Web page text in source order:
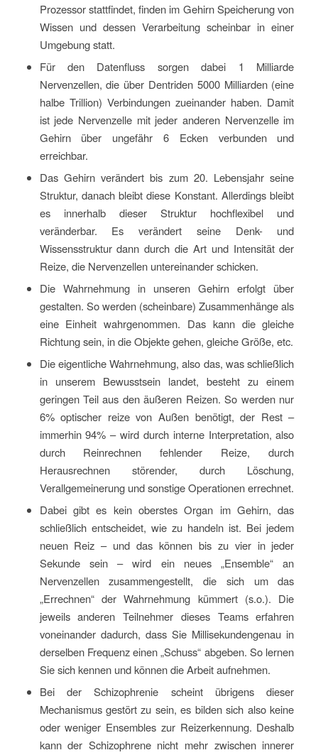
Prozessor stattfindet, finden im Gehirn Speicherung von
Wissen und dessen Verarbeitung scheinbar in einer
Umgebung statt.
Für den Datenfluss sorgen dabei 1 Milliarde
Nervenzellen, die über Dentriden 5000 Milliarden (eine
halbe Trillion) Verbindungen zueinander haben. Damit
ist jede Nervenzelle mit jeder anderen Nervenzelle im
Gehirn über ungefähr 6 Ecken verbunden und
erreichbar.
Das Gehirn verändert bis zum 20. Lebensjahr seine
Struktur, danach bleibt diese Konstant. Allerdings bleibt
es innerhalb dieser Struktur hochflexibel und
veränderbar. Es verändert seine Denk- und
Wissensstruktur dann durch die Art und Intensität der
Reize, die Nervenzellen untereinander schicken.
Die Wahrnehmung in unseren Gehirn erfolgt über
gestalten. So werden (scheinbare) Zusammenhänge als
eine Einheit wahrgenommen. Das kann die gleiche
Richtung sein, in die Objekte gehen, gleiche Größe, etc.
Die eigentliche Wahrnehmung, also das, was schließlich
in unserem Bewusstsein landet, besteht zu einem
geringen Teil aus den äußeren Reizen. So werden nur
6% optischer reize von Außen benötigt, der Rest –
immerhin 94% – wird durch interne Interpretation, also
durch Reinrechnen fehlender Reize, durch
Herausrechnen störender, durch Löschung,
Verallgemeinerung und sonstige Operationen errechnet.
Dabei gibt es kein oberstes Organ im Gehirn, das
schließlich entscheidet, wie zu handeln ist. Bei jedem
neuen Reiz – und das können bis zu vier in jeder
Sekunde sein – wird ein neues „Ensemble“ an
Nervenzellen zusammengestellt, die sich um das
„Errechnen“ der Wahrnehmung kümmert (s.o.). Die
jeweils anderen Teilnehmer dieses Teams erfahren
voneinander dadurch, dass Sie Millisekundengenau in
derselben Frequenz einen „Schuss“ abgeben. So lernen
Sie sich kennen und können die Arbeit aufnehmen.
Bei der Schizophrenie scheint übrigens dieser
Mechanismus gestört zu sein, es bilden sich also keine
oder weniger Ensembles zur Reizerkennung. Deshalb
kann der Schizophrene nicht mehr zwischen innerer